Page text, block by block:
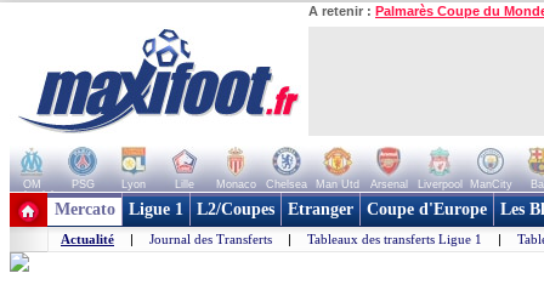
A retenir : Palmarès Coupe du
OM PSG Lyon Lille Monaco Chelsea Man Utd Arsenal Liverpool ManCity
+ de clubs
Mercato Ligue 1 L2/Coupes Etranger Coupe d'Europe Les
Actualité | Journal des Transferts | Tableaux des transferts Ligue 1 |